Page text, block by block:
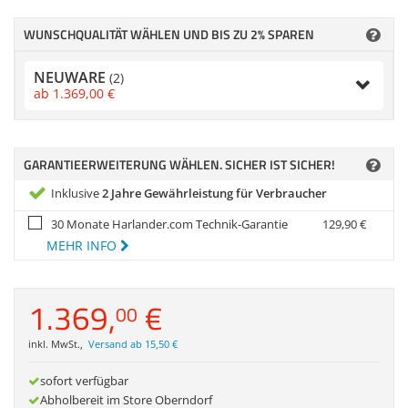
Anmelden | Registrieren
|
WUNSCHQUALITÄT WÄHLEN UND BIS ZU 2% SPAREN
NEUWARE (2)
ab 1.369,00 €
GARANTIEERWEITERUNG WÄHLEN. SICHER IST SICHER!
Inklusive2 Jahre Gewährleistung für Verbraucher
30 Monate Harlander.com Technik-Garantie
129,90€
MEHR INFO
1.369,00 €
inkl. MwSt., Versand ab 15,50 €
sofort verfügbar
Abholbereit im Store Oberndorf